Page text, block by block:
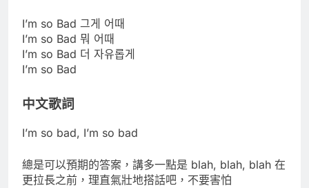
I’m so Bad 그게 어때
I’m so Bad 뭐 어때
I’m so Bad 더 자유롭게
I’m so Bad
中文歌詞
I’m so bad, I’m so bad
總是可以預期的答案，講多一點是 blah, blah, blah 在
更拉長之前，理直氣壯地搭話吧，不要害怕